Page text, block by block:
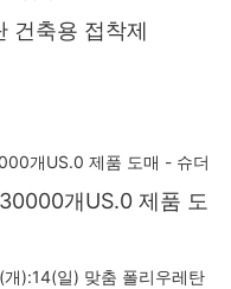
건축용 접착제
개US.0 제품 도